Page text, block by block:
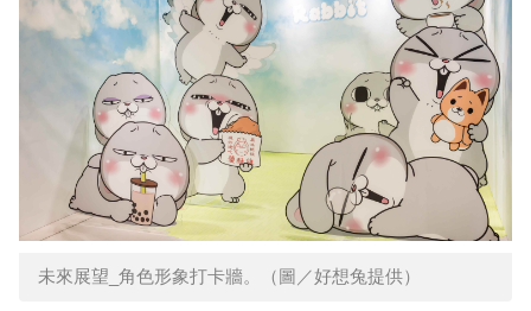
未來展望_角色形象打卡牆。（圖／好想兔提供）